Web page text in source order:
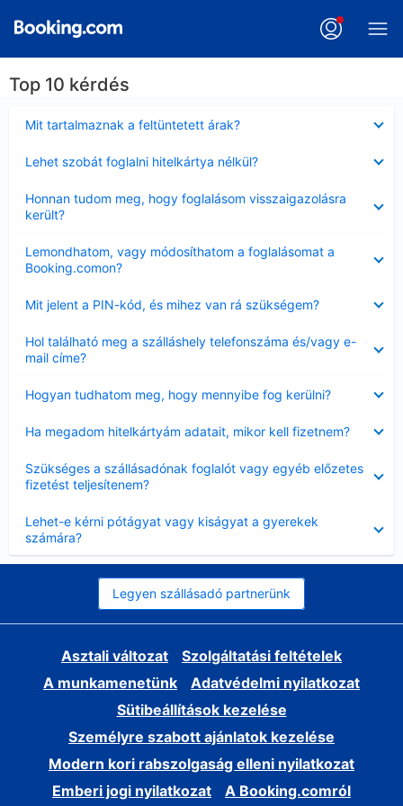
Top 10 kérdés
Mit tartalmaznak a feltüntetett árak?
Lehet szobát foglalni hitelkártya nélkül?
Honnan tudom meg, hogy foglalásom visszaigazolásra
került?
Lemondhatom, vagy módosíthatom a foglalásomat a
Booking.comon?
Mit jelent a PIN-kód, és mihez van rá szükségem?
Hol található meg a szálláshely telefonszáma és/vagy e-
mail címe?
Hogyan tudhatom meg, hogy mennyibe fog kerülni?
Ha megadom hitelkártyám adatait, mikor kell fizetnem?
Szükséges a szállásadónak foglalót vagy egyéb előzetes
fizetést teljesítenem?
Lehet-e kérni pótágyat vagy kiságyat a gyerekek
számára?
Legyen szállásadó partnerünk
Asztali változat
Szolgáltatási feltételek
A munkamenetünk
Adatvédelmi nyilatkozat
Sütibeállítások kezelése
Személyre szabott ajánlatok kezelése
Modern kori rabszolgaság elleni nyilatkozat
Emberi jogi nyilatkozat
A Booking.comról